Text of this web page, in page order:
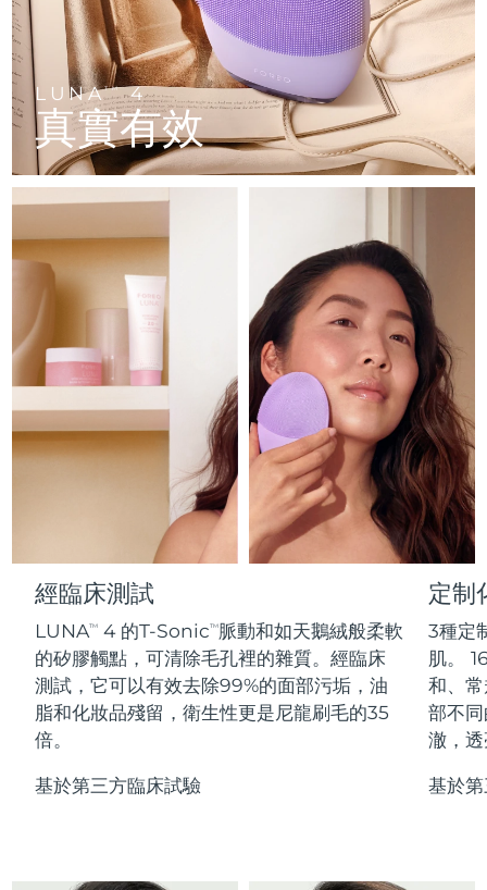
LUNATM4
真實有效
經臨床測試
LUNATM 4 的T-SonicTM脈動和如天鵝絨般柔軟
的矽膠觸點，可清除毛孔裡的雜質。經臨床
測試，它可以有效去除99%的面部污垢，油
脂和化妝品殘留，衛生性更是尼龍刷毛的35
倍。
基於第三方臨床試驗
定制
3種定
肌。
和、
部不
澈，
基於
LUNA™ 4 go
For travel or gym bag
LUNA™護膚
Premium cleansers & balm
LUNA™ 設備
All facial cleansing devices
BEAR™ 設備
All premium facelift devices
UFO™ 3 go
Portable red light therapy
面膜
Rejuvenation & hydration
UFO™ 設備
All deep facial hydration devices
issa™ 4 baby
For ages 0-3
issa™ Teeth Whitening Set
ISSA™ 設備
All silicone sonic toothbrushes
FAQ™ 102
Advanced clinical anti-aging
FAQ™ 103
Luxurious clinical anti-aging set
FAQ™ P1 Primer
Manuka honey primer
FAQ™護膚品
All FAQ™ skincare
FAQ™產品
All anti-aging treatments
FAQ™ 202
LED mask
FAQ™ 211
Anti-aging neck & décolleté LED mask
FAQ™ 221
Anti-aging LED hand mask
FAQ™護膚品
All FAQ™ skincare
FAQ™產品
All LED treatments
生髮
FAQ™ 301
LED hair strengthening scalp massager
FAQ™ Scalp Serum
Scalp recovery probiotic serum
FAQ™護膚品
All FAQ™ skincare
FAQ™產品
All hair treatments
肌膚年輕化
FAQ™ 501
Full-Spectrum Red Light Therapy
FAQ™ 502
Full-Spectrum Red Light Therapy
FAQ™ Red Light Serum
FAQ™ skincare
All FAQ™ skincare
FAQ™ products
All toning treatments
保健品
NEW
專業治療
脫毛
PEACH™ 2 Pro Max
Professional IPL hair removal device
PEACH™ 2
IPL hair removal
PEACH™ 2 go
Travel-friendly IPL hair removal
PEACH™ Cooling Prep Gel
身體護理
BEAR™ 2 body
Microcurrent body toning
LUNA™ 4 body
Massaging body brush
SUPERCHARGED™ serum
Firming body serum
ESPADA™ 2 plus
Recurring acne LED therapy
ESPADA™ 2
Acne treatment device
ESPADA™ Blemish Solution
眼部護理
BEAR™ 2 eyes & lips
Microcurrent line smoothing device
IRIS™ 2
Rejuvenating eye massager
眼部護膚
毛孔護理
KIWI™ derma
Diamond microdermabrasion .
Blackhead remover
LUNA™ 4 hair
2-in-1 LED scalp massager
LED light hairbrush
牙齒美白
NEW
issa™ Teeth Whitening Set
Dual LED + sonic device & 18% PAP gel
issa™ Teeth Whitening Gel
更多的
克羅埃西亞 預計送達日期8/11/26
賽普勒斯 預計送達日期8/12/26
捷克 預計送達日期
丹麥 預計送達日期8/11/26
芬蘭 預計送達日期 8/11/26
法國 預計送達日期 8/11/26
法屬玻里尼西亞 預計送達日期 8/15/26
德國 預計送達日期 8/11/26
預計送達日期8/15/26
預計送達日期 8/11/26
中國香港特別行政區 8/12/26
匈牙利 預計送達日期 8/11/26
冰島 預計送達日期 8/12/26
印尼 8/9/26
愛爾蘭 8/11/26